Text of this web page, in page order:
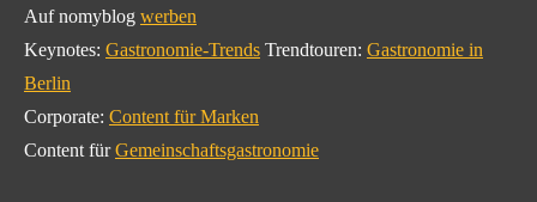
Auf nomyblog werben
Keynotes: Gastronomie-Trends Trendtouren: Gastronomie in
Berlin
Corporate: Content für Marken
Content fürGemeinschaftsgastronomie